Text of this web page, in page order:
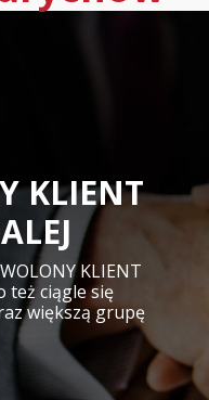
KLIENT
KLIENT
też ciągle się
większą grupę